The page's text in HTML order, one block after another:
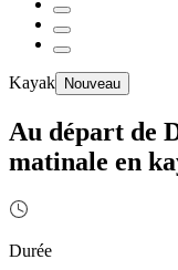
Kayak Nouveau
Au départ de
matinale en
Durée